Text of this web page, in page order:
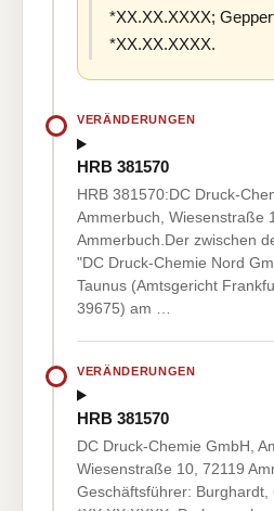
*XX.XX.XXXX;
*XX.XX.XXXX.
VERÄNDERUNGEN
HRB 381570
HRB 381570:DC Druck-
Ammerbuch, Wiesenstraße
Ammerbuch.Der zwischen
"DC Druck-Chemie Nord
Taunus (Amtsgericht
39675) am …
VERÄNDERUNGEN
HRB 381570
DC Druck-Chemie GmbH,
Wiesenstraße 10, 72119
Geschäftsführer: Burghardt,